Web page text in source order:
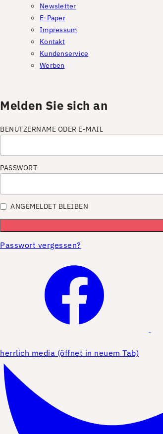
Newsletter
E-Paper
Impressum
Kontakt
Kundenservice
Werben
Melden Sie sich an
BENUTZERNAME ODER E-MAIL
PASSWORT
ANGEMELDET BLEIBEN
Passwort vergessen?
herrlich media (öffnet in neuem Tab)